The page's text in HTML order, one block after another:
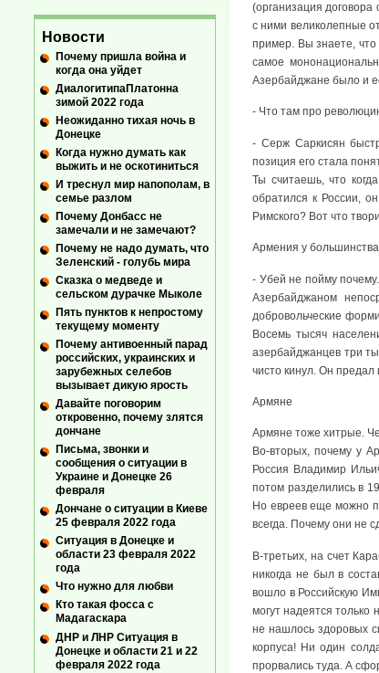
(организация
с ними великолепные
пример. Вы знаете,
самое
Азербайджане было и
- Что там про
- Серж Саркисян
позиция его стала
Ты считаешь, что
обратился к России,
Римского? Вот что
Армения у
- Убей не пойму
Азербайджаном
добровольческие
Восемь тысяч
азербайджанцев три
чисто кинул. Он предал
Армяне
Армяне тоже хитрые.
Во-вторых, почему у
Россия Владимир
потом разделились в
Но евреев еще можно
всегда. Почему они не
В-третьих, на счет
никогда не был в
вошло в Российскую
могут надеятся
не нашлось здоровых
корпуса! Ни один
прорвались туда. А
Новости
Почему пришла война и
когда она уйдет
ДиалогитипаПлатонна
зимой 2022 года
Неожиданно тихая ночь в
Донецке
Когда нужно думать как
выжить и не оскотиниться
И треснул мир напополам, в
семье разлом
Почему Донбасс не
замечали и не замечают?
Почему не надо думать, что
Зеленский - голубь мира
Сказка о медведе и
сельском дурачке Мыколе
Пять пунктов к непростому
текущему моменту
Почему антивоенный парад
российских, украинских и
зарубежных селебов
вызывает дикую ярость
Давайте поговорим
откровенно, почему злятся
дончане
Письма, звонки и
сообщения о ситуации в
Украине и Донецке 26
февраля
Дончане о ситуации в Киеве
25 февраля 2022 года
Ситуация в Донецке и
области 23 февраля 2022
года
Что нужно для любви
Кто такая фосса с
Мадагаскара
ДНР и ЛНР Ситуация в
Донецке и области 21 и 22
февраля 2022 года